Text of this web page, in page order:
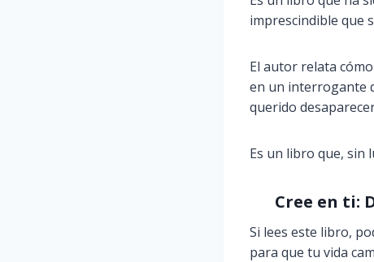
imprescindible que
El autor relata
en un interrogante
querido
Es un libro que, sin
Cree en ti:
Si lees este libro,
para que tu vida